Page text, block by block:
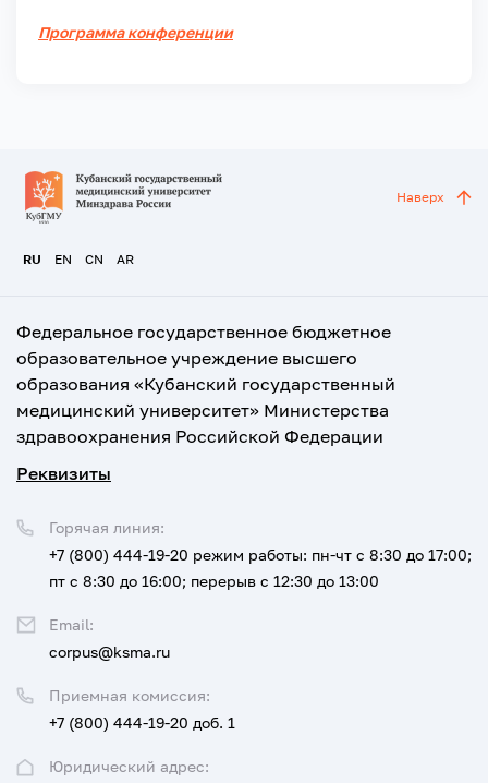
Программа конференции
RU EN CN AR
Наверх
Федеральное государственное бюджетное
образовательное учреждение высшего
образования «Кубанский государственный
медицинский университет» Министерства
здравоохранения Российской Федерации
Реквизиты
Юридический адрес:
Приемная комиссия:
+7 (800) 444-19-20 доб. 1
Горячая линия:
+7 (800) 444-19-20 режим работы: пн-чт с 8:30 до 17:00;
пт с 8:30 до 16:00; перерыв с 12:30 до 13:00
Email:
corpus@ksma.ru